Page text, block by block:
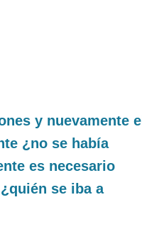
y nuevamente el
¿no se había
es necesario
se iba a